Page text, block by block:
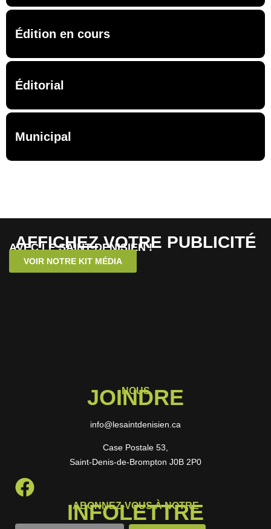
Édition en cours
Éditorial
Municipal
AFFICHEZ VOTRE PUBLICITÉ
AVEC LE SAINT-DENISIEN !
VOIR NOTRE KIT MÉDIA
NOUS
JOINDRE
info@lesaintdenisien.ca
Case Postale 53,
Saint-Denis-de-Brompton J0B 2P0
ABONNEZ-VOUS À NOTRE
INFOLETTRE